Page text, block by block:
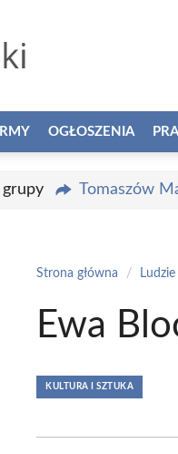
OGŁOSZENIA
grupy Tomaszów
Strona główna / Ludzie
Ewa
KULTURA I SZTUKA